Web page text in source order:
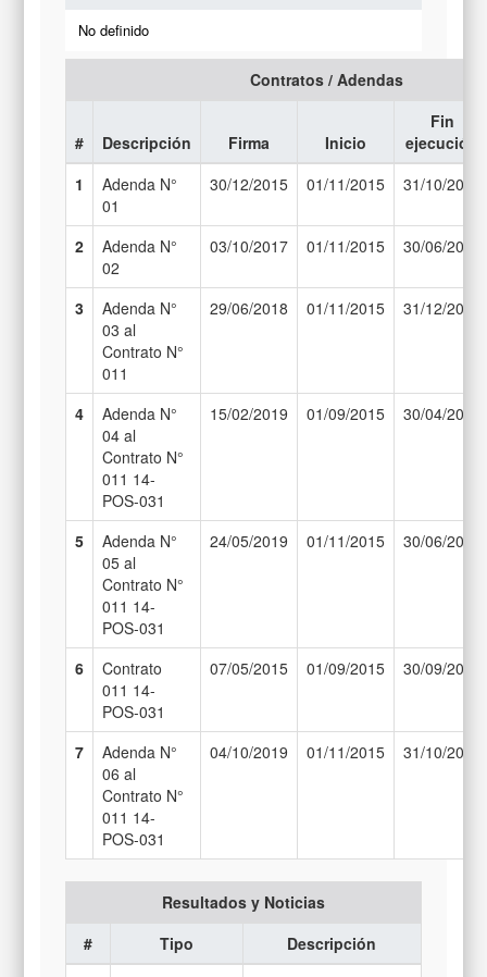
No definido
Contratos / Adendas
# Descripción Firma Inicio
Fin
ejecución
1
Adenda N°
01
30/12/2015 01/11/2015 31/10/2017
2
Adenda N°
02
03/10/2017 01/11/2015 30/06/2018
3
Adenda N°
03 al
Contrato N°
011
29/06/2018 01/11/2015 31/12/2018
4
Adenda N°
04 al
Contrato N°
011 14-
POS-031
15/02/2019 01/09/2015 30/04/2019
5
Adenda N°
05 al
Contrato N°
011 14-
POS-031
24/05/2019 01/11/2015 30/06/2019
6
Contrato
011 14-
POS-031
07/05/2015 01/09/2015 30/09/2017
7
Adenda N°
06 al
Contrato N°
011 14-
POS-031
04/10/2019 01/11/2015 31/10/2019
Resultados y Noticias
#
Tipo
Descripción